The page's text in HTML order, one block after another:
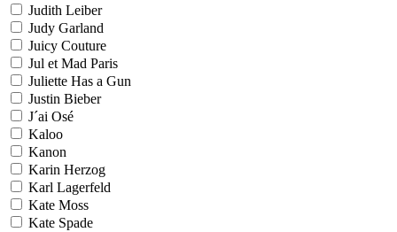
Judith Leiber
Judy Garland
Juicy Couture
Jul et Mad Paris
Juliette Has a Gun
Justin Bieber
J´ai Osé
Kaloo
Kanon
Karin Herzog
Karl Lagerfeld
Kate Moss
Kate Spade